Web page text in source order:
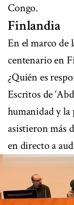
Congo.
Finlandia
En el marco de
centenario en
¿Quién es
Escritos de
humanidad y
asistieron más
en directo a